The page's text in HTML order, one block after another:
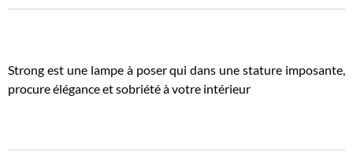
Strong est une lampe à poser qui dans une stature imposante,
procure élégance et sobriété à votre intérieur